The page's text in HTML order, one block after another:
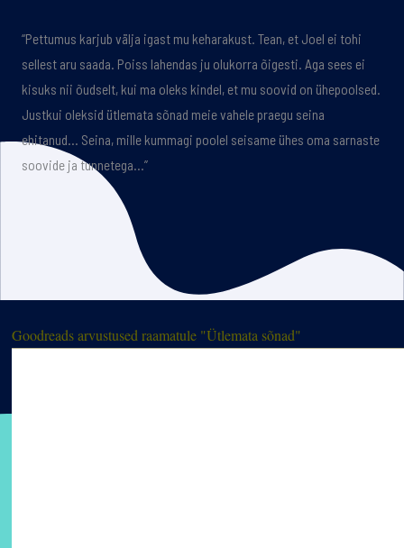
“Pettumus karjub välja igast mu keharakust. Tean, et Joel ei tohi
sellest aru saada. Poiss lahendas ju olukorra õigesti. Aga sees ei
kisuks nii õudselt, kui ma oleks kindel, et mu soovid on ühepoolsed.
Justkui oleksid ütlemata sõnad meie vahele praegu seina
ehitanud… Seina, mille kummagi poolel seisame ühes oma sarnaste
soovide ja tunnetega…”
Goodreads arvustused raamatule "Ütlemata sõnad"